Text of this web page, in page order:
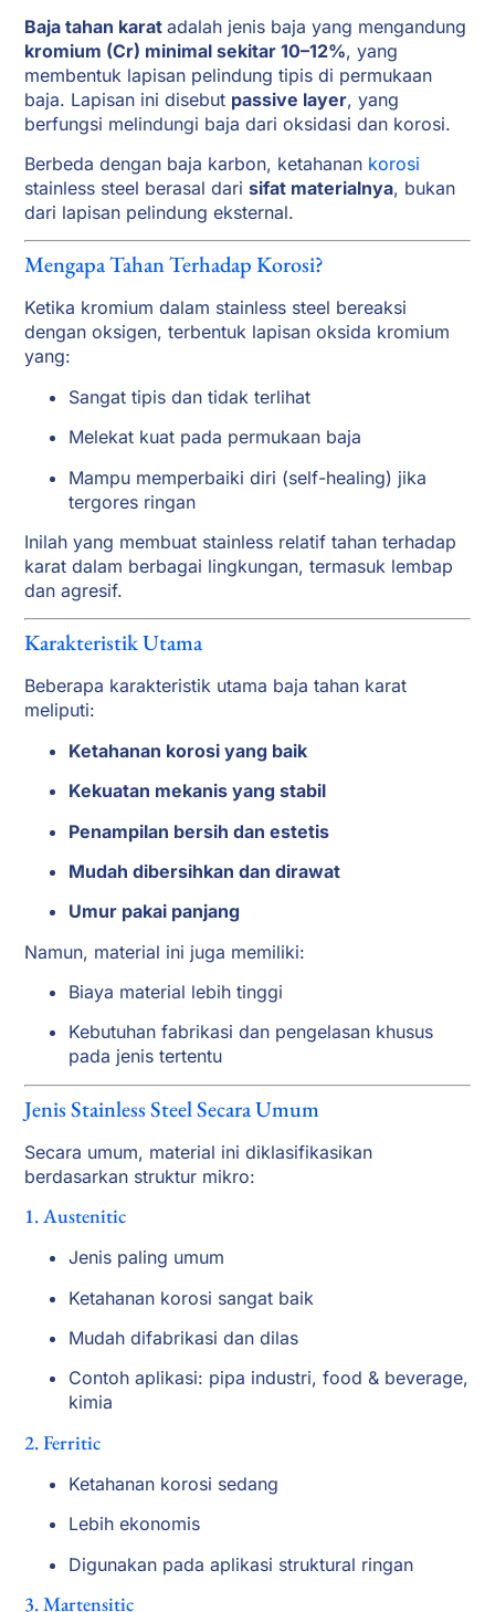
Baja tahan karatadalah jenis baja yang mengandung
kromium (Cr) minimal sekitar 10–12%, yang
membentuk lapisan pelindung tipis di permukaan
baja. Lapisan ini disebut passive layer, yang
berfungsi melindungi baja dari oksidasi dan korosi.
Berbeda dengan baja karbon, ketahanan korosi
stainless steel berasal darisifat materialnya, bukan
dari lapisan pelindung eksternal.
Mengapa Tahan Terhadap Korosi?
Ketika kromium dalam stainless steel bereaksi
dengan oksigen, terbentuk lapisan oksida kromium
yang:
Sangat tipis dan tidak terlihat
Melekat kuat pada permukaan baja
Mampu memperbaiki diri (self-healing) jika
tergores ringan
Inilah yang membuat stainless relatif tahan terhadap
karat dalam berbagai lingkungan, termasuk lembap
dan agresif.
Karakteristik Utama
Beberapa karakteristik utama baja tahan karat
meliputi:
Ketahanan korosi yang baik
Kekuatan mekanis yang stabil
Penampilan bersih dan estetis
Mudah dibersihkan dan dirawat
Umur pakai panjang
Namun, material ini juga memiliki:
Biaya material lebih tinggi
Kebutuhan fabrikasi dan pengelasan khusus
pada jenis tertentu
Jenis Stainless Steel Secara Umum
Secara umum, material ini diklasifikasikan
berdasarkan struktur mikro:
1. Austenitic
Jenis paling umum
Ketahanan korosi sangat baik
Mudah difabrikasi dan dilas
Contoh aplikasi: pipa industri, food & beverage,
kimia
2. Ferritic
Ketahanan korosi sedang
Lebih ekonomis
Digunakan pada aplikasi struktural ringan
3. Martensitic